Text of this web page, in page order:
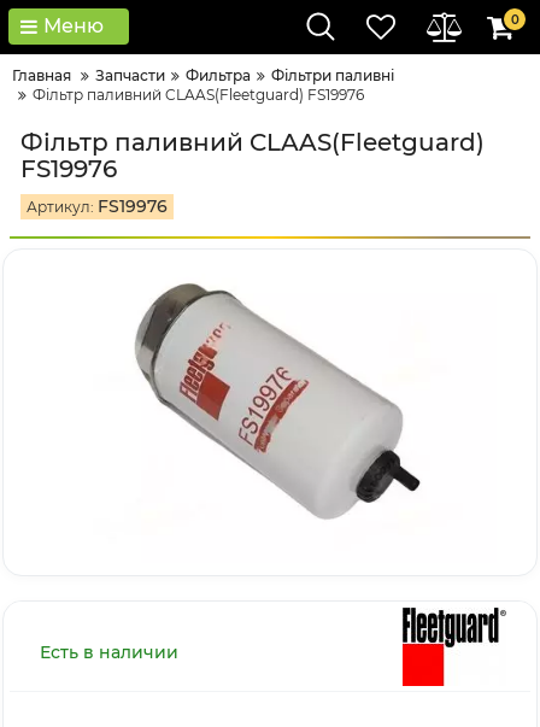
Меню 0
Главная Запчасти Фильтра
Фільтри паливні
Фільтр паливний CLAAS(Fleetguard) FS19976
Фільтр паливний CLAAS(Fleetguard)
FS19976
Артикул: FS19976
Есть в наличии